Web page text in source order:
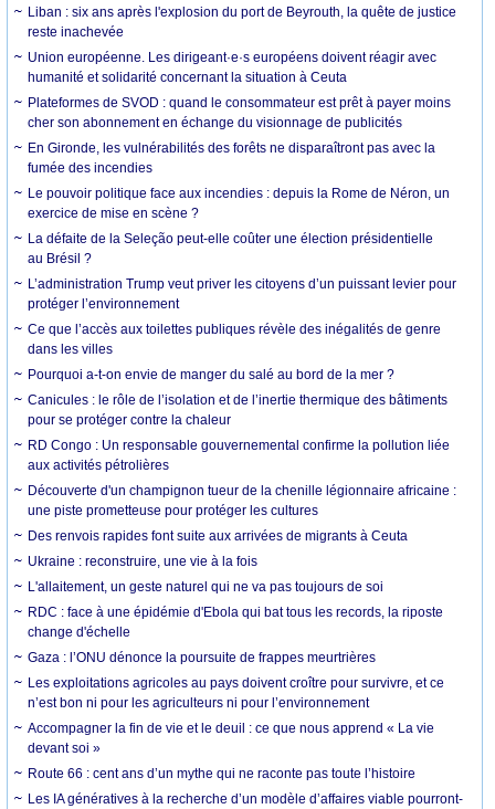
Liban : six ans après l'explosion du port de Beyrouth, la quête de justice
reste inachevée
Union européenne. Les dirigeant·e·s européens doivent réagir avec
humanité et solidarité concernant la situation à Ceuta
Plateformes de SVOD : quand le consommateur est prêt à payer moins
cher son abonnement en échange du visionnage de publicités
En Gironde, les vulnérabilités des forêts ne disparaîtront pas avec la
fumée des incendies
Le pouvoir politique face aux incendies : depuis la Rome de Néron, un
exercice de mise en scène ?
La défaite de la Seleção peut-elle coûter une élection présidentielle
au Brésil ?
L’administration Trump veut priver les citoyens d’un puissant levier pour
protéger l’environnement
Ce que l’accès aux toilettes publiques révèle des inégalités de genre
dans les villes
Pourquoi a-t-on envie de manger du salé au bord de la mer ?
Canicules : le rôle de l’isolation et de l’inertie thermique des bâtiments
pour se protéger contre la chaleur
RD Congo : Un responsable gouvernemental confirme la pollution liée
aux activités pétrolières
Découverte d'un champignon tueur de la chenille légionnaire africaine :
une piste prometteuse pour protéger les cultures
Des renvois rapides font suite aux arrivées de migrants à Ceuta
Ukraine : reconstruire, une vie à la fois
L'allaitement, un geste naturel qui ne va pas toujours de soi
RDC : face à une épidémie d'Ebola qui bat tous les records, la riposte
change d'échelle
Gaza : l’ONU dénonce la poursuite de frappes meurtrières
Les exploitations agricoles au pays doivent croître pour survivre, et ce
n’est bon ni pour les agriculteurs ni pour l’environnement
Accompagner la fin de vie et le deuil : ce que nous apprend « La vie
devant soi »
Route 66 : cent ans d’un mythe qui ne raconte pas toute l’histoire
Les IA génératives à la recherche d’un modèle d’affaires viable pourront-